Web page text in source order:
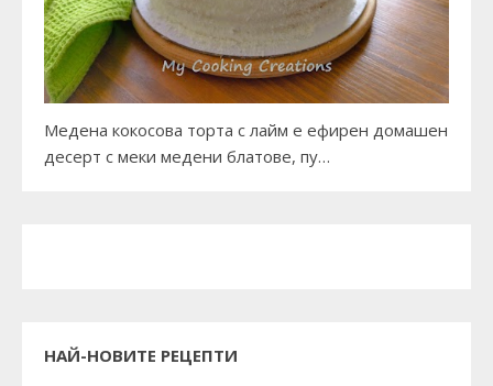
Медена кокосова торта с лайм е ефирен домашен
десерт с меки медени блатове, пу…
НАЙ-НОВИТЕ РЕЦЕПТИ